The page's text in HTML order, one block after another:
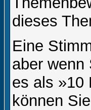
dieses
Eine
aber wenn
es als »10
können